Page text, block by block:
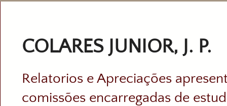
COLARES JUNIOR, J. P.
Relatorios e Apreciações
comissões encarregadas de